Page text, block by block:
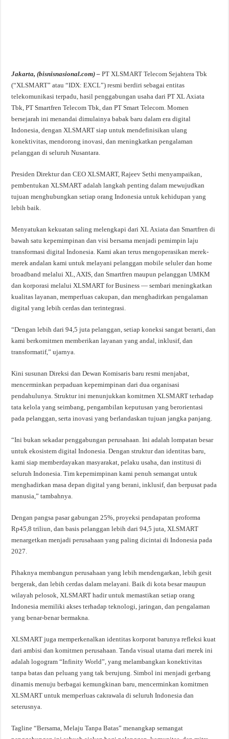
Jakarta, (bisnisnasional.com) – PT XLSMART Telecom Sejahtera Tbk
(“XLSMART” atau “IDX: EXCL”) resmi berdiri sebagai entitas
telekomunikasi terpadu, hasil penggabungan usaha dari PT XL Axiata
Tbk, PT Smartfren Telecom Tbk, dan PT Smart Telecom. Momen
bersejarah ini menandai dimulainya babak baru dalam era digital
Indonesia, dengan XLSMART siap untuk mendefinisikan ulang
konektivitas, mendorong inovasi, dan meningkatkan pengalaman
pelanggan di seluruh Nusantara.
Presiden Direktur dan CEO XLSMART, Rajeev Sethi menyampaikan,
pembentukan XLSMART adalah langkah penting dalam mewujudkan
tujuan menghubungkan setiap orang Indonesia untuk kehidupan yang
lebih baik.
Menyatukan kekuatan saling melengkapi dari XL Axiata dan Smartfren di
bawah satu kepemimpinan dan visi bersama menjadi pemimpin laju
transformasi digital Indonesia. Kami akan terus mengoperasikan merek-
merek andalan kami untuk melayani pelanggan mobile seluler dan home
broadband melalui XL, AXIS, dan Smartfren maupun pelanggan UMKM
dan korporasi melalui XLSMART for Business — sembari meningkatkan
kualitas layanan, memperluas cakupan, dan menghadirkan pengalaman
digital yang lebih cerdas dan terintegrasi.
“Dengan lebih dari 94,5 juta pelanggan, setiap koneksi sangat berarti, dan
kami berkomitmen memberikan layanan yang andal, inklusif, dan
transformatif,” ujarnya.
Kini susunan Direksi dan Dewan Komisaris baru resmi menjabat,
mencerminkan perpaduan kepemimpinan dari dua organisasi
pendahulunya. Struktur ini menunjukkan komitmen XLSMART terhadap
tata kelola yang seimbang, pengambilan keputusan yang berorientasi
pada pelanggan, serta inovasi yang berlandaskan tujuan jangka panjang.
“Ini bukan sekadar penggabungan perusahaan. Ini adalah lompatan besar
untuk ekosistem digital Indonesia. Dengan struktur dan identitas baru,
kami siap memberdayakan masyarakat, pelaku usaha, dan institusi di
seluruh Indonesia. Tim kepemimpinan kami penuh semangat untuk
menghadirkan masa depan digital yang berani, inklusif, dan berpusat pada
manusia,” tambahnya.
Dengan pangsa pasar gabungan 25%, proyeksi pendapatan proforma
Rp45,8 triliun, dan basis pelanggan lebih dari 94,5 juta, XLSMART
menargetkan menjadi perusahaan yang paling dicintai di Indonesia pada
2027.
Pihaknya membangun perusahaan yang lebih mendengarkan, lebih gesit
bergerak, dan lebih cerdas dalam melayani. Baik di kota besar maupun
wilayah pelosok, XLSMART hadir untuk memastikan setiap orang
Indonesia memiliki akses terhadap teknologi, jaringan, dan pengalaman
yang benar-benar bermakna.
XLSMART juga memperkenalkan identitas korporat barunya refleksi kuat
dari ambisi dan komitmen perusahaan. Tanda visual utama dari merek ini
adalah logogram “Infinity World”, yang melambangkan konektivitas
tanpa batas dan peluang yang tak berujung. Simbol ini menjadi gerbang
dinamis menuju berbagai kemungkinan baru, mencerminkan komitmen
XLSMART untuk memperluas cakrawala di seluruh Indonesia dan
seterusnya.
Tagline “Bersama, Melaju Tanpa Batas” menangkap semangat